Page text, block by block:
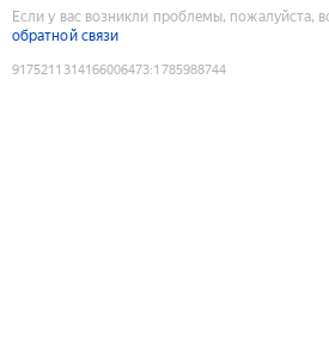
Если у вас возникли проблемы, пожалуйста,
обратной связи
9175211314166006473:1785988744